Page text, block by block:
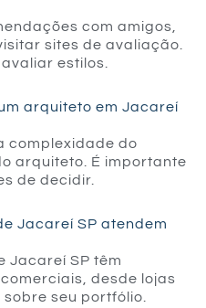
com amigos,
sites de avaliação.
estilos.
arquiteto em Jacareí
complexidade do
arquiteto. É importante
de decidir.
Jacareí SP atendem
Jacareí SP têm
desde lojas
seu portfólio.